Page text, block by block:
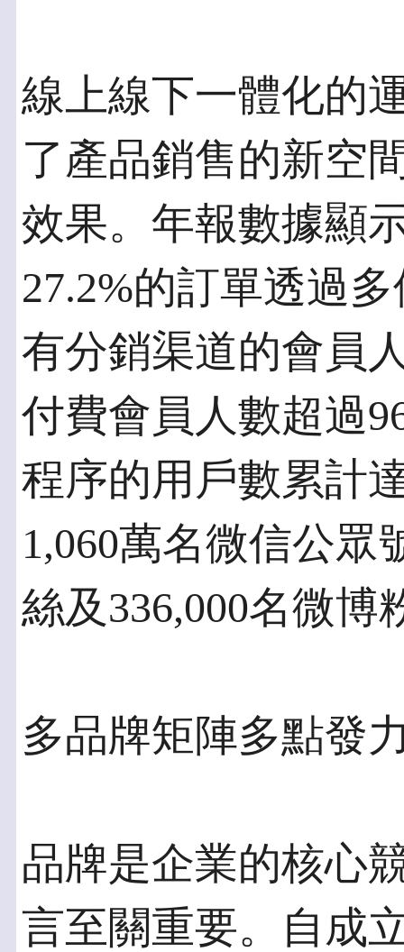
線上線下一體化的
了產品銷售的新空
效果。年報數據顯
27.2%的訂單透過
有分銷渠道的會員
付費會員人數超過
程序的用戶數累計
1,060萬名微信公眾
絲及336,000名微博
多品牌矩陣多點發
品牌是企業的核心
言至關重要。自成